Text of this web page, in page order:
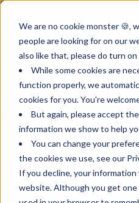
We are no cookie monster 🍪,
people are looking for on our
also like that, please do turn
While some cookies are
function properly, we
cookies for you. You're
But again, please accept
information we show to help
You can change your
the cookies we use, see our
If you decline, your
website. Although you get one